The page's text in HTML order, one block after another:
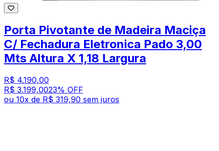
Porta Pivotante de Madeira Maciça
C/ Fechadura Eletronica Pado 3,00
Mts Altura X 1,18 Largura
R$ 4.190,00
R$ 3.199,0023% OFF
ou 10x de R$ 319,90 sem juros